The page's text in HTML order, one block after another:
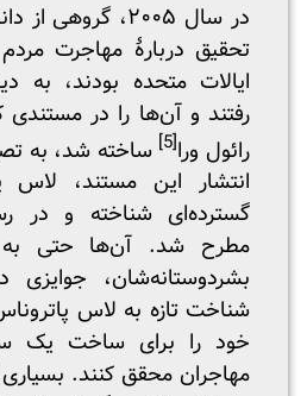
در سال ۲۰۰۵،
تحقیق دربارۀ مهاجرت
ایالات متحده بودند، به
رفتند و آن‌ها را در
رائول ورا[5]
ساخته شد، به
انتشار این مستند، لاس
گسترده‌ای شناخته و در
مطرح شد. آن‌ها حتی به
بشردوستانه‌شان، جوایزی
شناخت تازه به لاس
خود را برای ساخت یک
مهاجران محقق کنند. بسیاری